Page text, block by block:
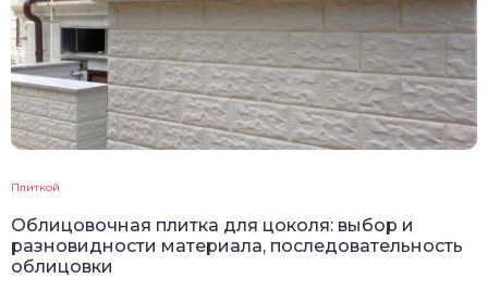
Плиткой
Облицовочная плитка для цоколя: выбор и
разновидности материала, последовательность
облицовки